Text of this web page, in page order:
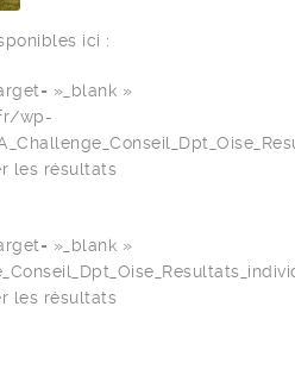
ici :
»_blank »
wp-
les résultats
»_blank »
les résultats